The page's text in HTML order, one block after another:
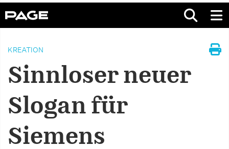
KREATION
Sinnloser neuer
Slogan für
Siemens